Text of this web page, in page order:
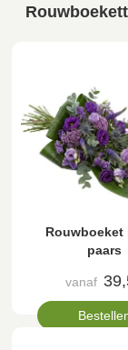
Rouwboeket
paars
vanaf